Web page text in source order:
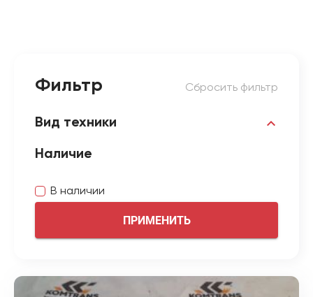
Фильтр Сбросить фильтр
Вид техники
Наличие
В наличии
ПРИМЕНИТЬ